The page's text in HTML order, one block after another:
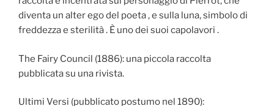
diventa un alter ego del poeta , e sulla luna, simbolo di
freddezza e sterilità . È uno dei suoi capolavori .
The Fairy Council (1886): una piccola raccolta
pubblicata su una rivista.
Ultimi Versi (pubblicato postumo nel 1890):